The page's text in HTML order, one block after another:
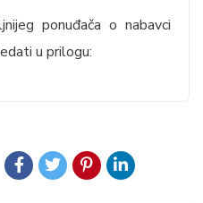
ponuđača o nabavci
u prilogu: